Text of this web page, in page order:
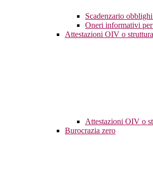
Scadenzario
Oneri informativi
Attestazioni OIV o
Attestazioni OIV o
Burocrazia zero